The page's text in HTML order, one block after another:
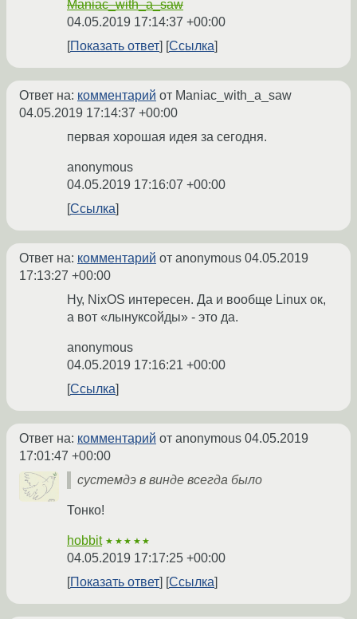
Maniac_with_a_saw
04.05.2019 17:14:37 +00:00
Показать ответ
Ссылка
Ответ на: комментарий от Maniac_with_a_saw
04.05.2019 17:14:37 +00:00
первая хорошая идея за сегодня.
anonymous
04.05.2019 17:16:07 +00:00
Ссылка
Ответ на: комментарий от anonymous 04.05.2019
17:13:27 +00:00
Ну, NixOS интересен. Да и вообще Linux ок,
а вот «лынуксойды» - это да.
anonymous
04.05.2019 17:16:21 +00:00
Ссылка
Ответ на: комментарий от anonymous 04.05.2019
17:01:47 +00:00
сустемдэ в винде всегда было
Тонко!
hobbit ★★★★★
04.05.2019 17:17:25 +00:00
Показать ответ
Ссылка